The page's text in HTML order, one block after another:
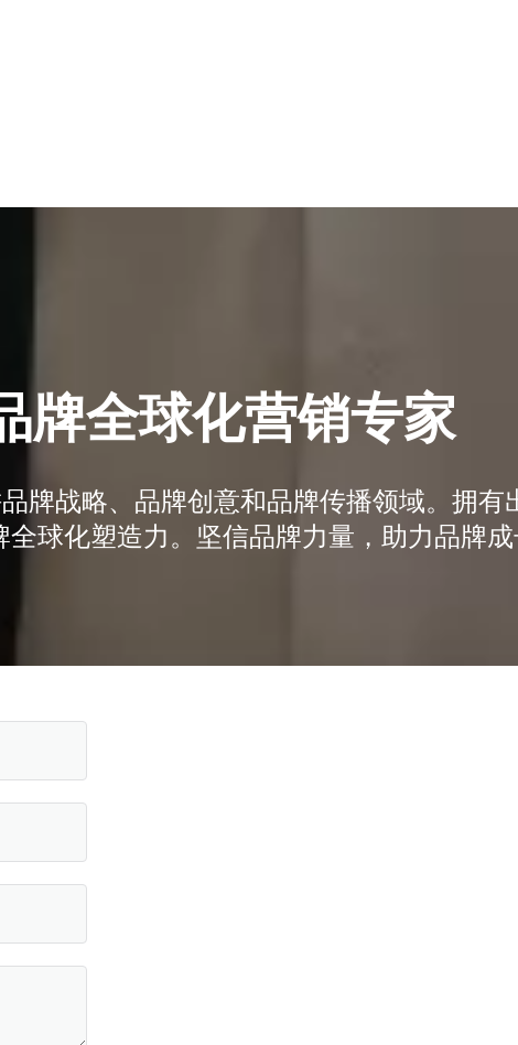
牌全球化营销专家
牌战略、品牌创意和品牌传播领域。拥有
球化塑造力。坚信品牌力量，助力品牌成